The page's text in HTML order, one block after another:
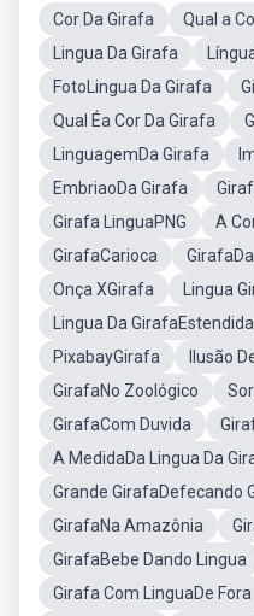
Cor Da Girafa
Qual a
Lingua Da Girafa
FotoLingua Da Girafa
Qual Éa Cor Da Girafa
LinguagemDa Girafa
EmbriaoDa Girafa
Girafa LinguaPNG
A
GirafaCarioca
Onça XGirafa
Lingua
Lingua Da GirafaEstendida
PixabayGirafa
Ilusão
GirafaNo Zoológico
GirafaCom Duvida
A MedidaDa Lingua Da
Grande GirafaDefecando
GirafaNa Amazônia
GirafaBebe Dando Lingua
Girafa Com LinguaDe Fora